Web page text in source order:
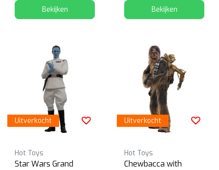
Bekijken Bekijken
Uitverkocht
Hot Toys
Star Wars Grand
Uitverkocht
Hot Toys
Chewbacca with